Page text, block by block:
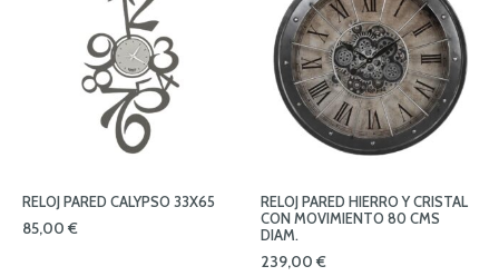
RELOJ PARED CALYPSO 33X65
85,00 €
RELOJ PARED HIERRO Y CRISTAL
CON MOVIMIENTO 80 CMS
DIAM.
239,00 €